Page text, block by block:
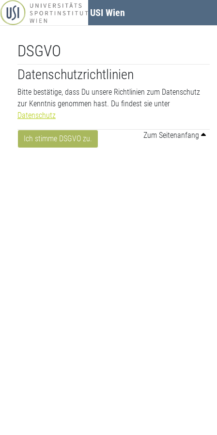
Zum Hauptinhalt
USI Wien
DSGVO
Datenschutzrichtlinien
Bitte bestätige, dass Du unsere Richtlinien zum Datenschutz
zur Kenntnis genommen hast. Du findest sie unter
Datenschutz
Ich stimme DSGVO zu. Zum Seitenanfang